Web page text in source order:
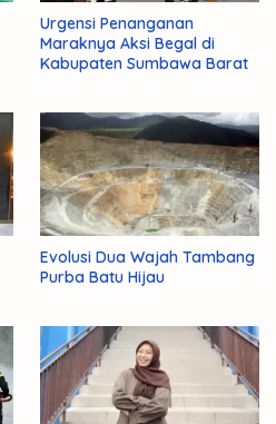
Urgensi Penanganan
Maraknya Aksi Begal di
Kabupaten Sumbawa Barat
Evolusi Dua Wajah Tambang
Purba Batu Hijau